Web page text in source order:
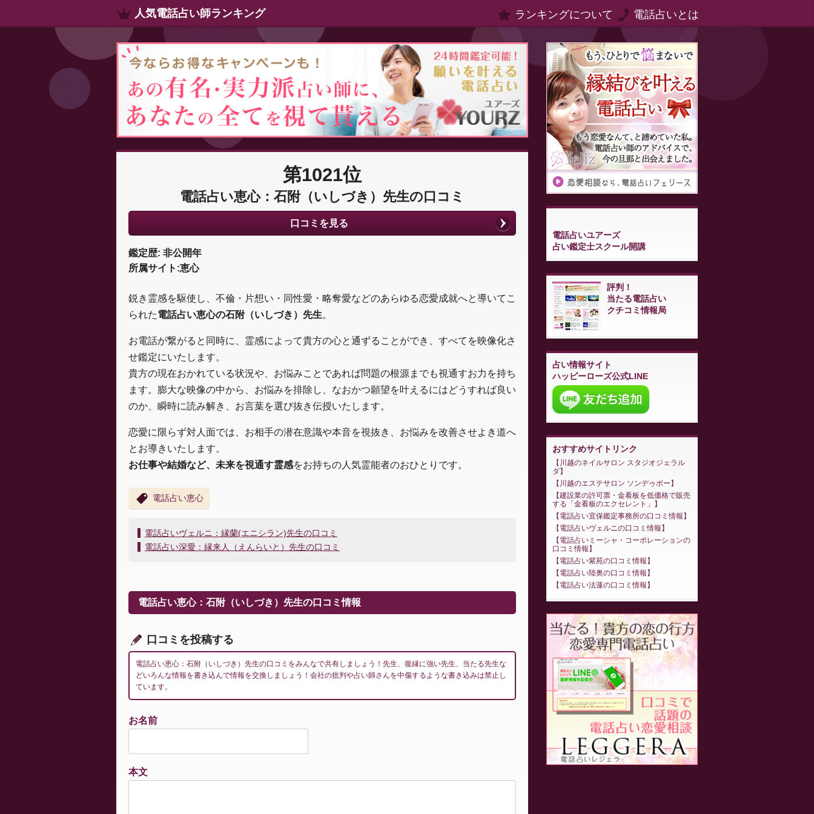
人気電話占い師ランキング ランキングについて 電話占いとは
第1021位
電話占い恵心：石附（いしづき）先生の口コミ
口コミを見る
鑑定歴: 非公開年
所属サイト:恵心
鋭き霊感を駆使し、不倫・片想い・同性愛・略奪愛などのあらゆる恋愛成就へと導いてこ
られた電話占い恵心の石附（いしづき）先生。
お電話が繋がると同時に、霊感によって貴方の心と通ずることができ、すべてを映像化さ
せ鑑定にいたします。
貴方の現在おかれている状況や、お悩みことであれば問題の根源までも視通すお力を持ち
ます。膨大な映像の中から、お悩みを排除し、なおかつ願望を叶えるにはどうすれば良い
のか、瞬時に読み解き、お言葉を選び抜き伝授いたします。
恋愛に限らず対人面では、お相手の潜在意識や本音を視抜き、お悩みを改善させよき道へ
とお導きいたします。
お仕事や結婚など、未来を視通す霊感をお持ちの人気霊能者のおひとりです。
電話占い恵心
投
稿
ー
シ
ン
電話占いヴェルニ：縁蘭(エニシラン)先生の口コミ
電話占い深愛：縁来人（えんらいと）先生の口コミ
電話占い恵心：石附（いしづき）先生の口コミ情報
口コミを投稿する
電話占い恵心：石附（いしづき）先生の口コミをみんなで共有しましょう！先生、復縁に強い先生、当たる先生な
どいろんな情報を書き込んで情報を交換しましょう！会社の批判や占い師さんを中傷するような書き込みは禁止し
ています。
お名前
本文
電話占いユアーズ
占い鑑定士スクール開講
評判！
当たる電話占い
クチコミ情報局
占い情報サイト
ハッピーローズ公式LINE
おすすめサイトリンク
川越のネイルサロン スタジオジェラル
ダ
川越のエステサロン ソンデゥボー
建設業の許可票・金看板を低価格で販売
する「金看板のエクセレント」
電話占い宜保鑑定事務所の口コミ情報
電話占いヴェルニの口コミ情報
電話占いミーシャ・コーポレーションの
口コミ情報
電話占い紫苑の口コミ情報
電話占い陸奥の口コミ情報
電話占い法蓮の口コミ情報